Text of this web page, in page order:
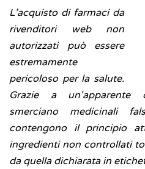
L’acquisto di farmaci da
rivenditori web non
autorizzati può essere
estremamente
pericoloso per la salute.
Grazie a un'apparente
smerciano medicinali
contengono il principio
ingredienti non controllati
da quella dichiarata in